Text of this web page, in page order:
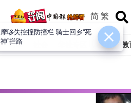
简 繁
时事 社团
摩哆失控撞防撞栏 骑士回乡“死
神”拦路